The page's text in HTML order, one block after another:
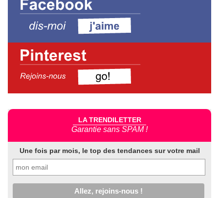
LA TRENDILETTER
Garantie sans SPAM !
Une fois par mois, le top des tendances sur votre mail